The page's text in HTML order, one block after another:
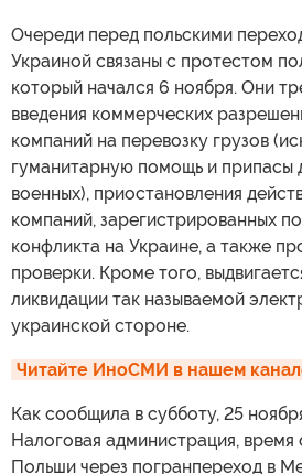
Очереди перед польскими
Украиной связаны с протестом
который начался 6 ноября. Они
введения коммерческих
компаний на перевозку грузов
гуманитарную помощь и припасы
военных), приостановления
компаний, зарегистрированных
конфликта на Украине, а также
проверки. Кроме того,
ликвидации так называемой
украинской стороне.
Читайте ИноСМИ в нашем
Как сообщила в субботу, 25
Налоговая администрация, время
Польши через погранпереход в